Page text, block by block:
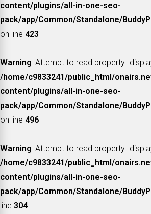
content/plugins/all-in-one-seo-
pack/app/Common/Standalone/
on line 423
Warning: Attempt to read property
/home/c9833241/public_html/
content/plugins/all-in-one-seo-
pack/app/Common/Standalone/
on line 496
Warning: Attempt to read property
/home/c9833241/public_html/
content/plugins/all-in-one-seo-
pack/app/Common/Standalone/
line 304